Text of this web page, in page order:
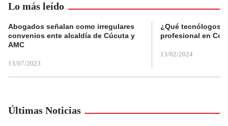
Lo más leído
Abogados señalan como irregulares
convenios ente alcaldía de Cúcuta y
AMC
13/07/2023
¿Qué tecnólogos
profesional en
13/02/2024
Últimas Noticias